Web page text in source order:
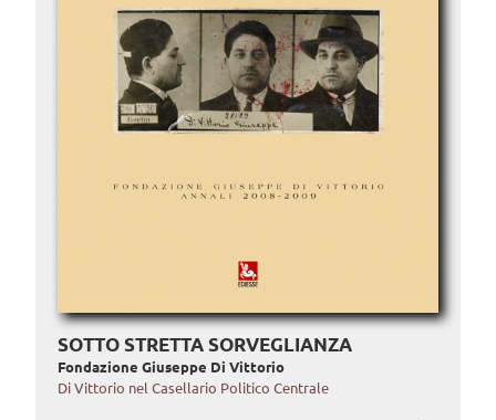
SOTTO STRETTA SORVEGLIANZA
Fondazione Giuseppe Di Vittorio
Di Vittorio nel Casellario Politico Centrale